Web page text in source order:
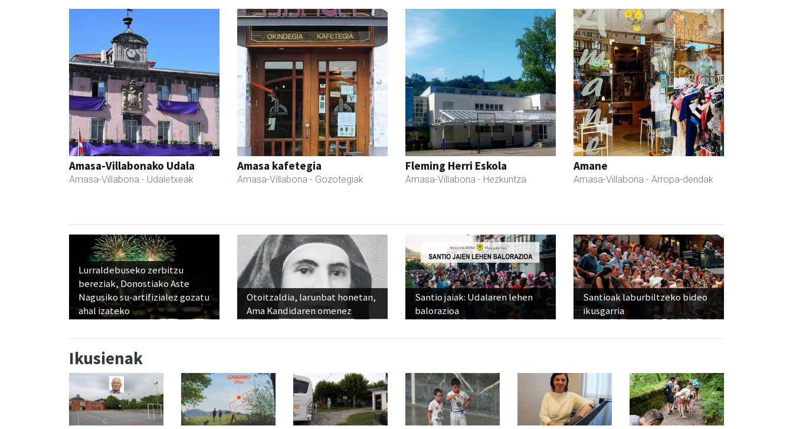
Amasa-Villabonako Udala
Amasa-Villabona - Udaletxeak
Amasa kafetegia
Amasa-Villabona - Gozotegiak
Fleming Herri Eskola
Amasa-Villabona - Hezkuntza
Amane
Amasa-Villabona - Arropa-dendak
Lurraldebuseko zerbitzu
bereziak, Donostiako Aste
Nagusiko su-artifizialez gozatu
ahal izateko
Otoitzaldia, larunbat honetan,
Ama Kandidaren omenez
Santio jaiak: Udalaren lehen
balorazioa
Santioak laburbiltzeko bideo
ikusgarria
Ikusienak